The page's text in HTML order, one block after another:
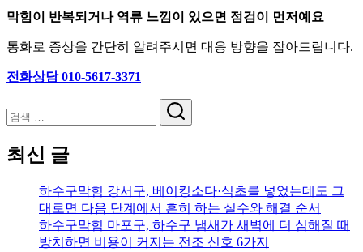
막힘이 반복되거나 역류 느낌이 있으면 점검이 먼저예요
통화로 증상을 간단히 알려주시면 대응 방향을 잡아드립니다.
전화상담 010-5617-3371
검
최신 글
하수구막힘 강서구, 베이킹소다·식초를 넣었는데도 그
대로면 다음 단계에서 흔히 하는 실수와 해결 순서
하수구막힘 마포구, 하수구 냄새가 새벽에 더 심해질 때
방치하면 비용이 커지는 전조 신호 6가지